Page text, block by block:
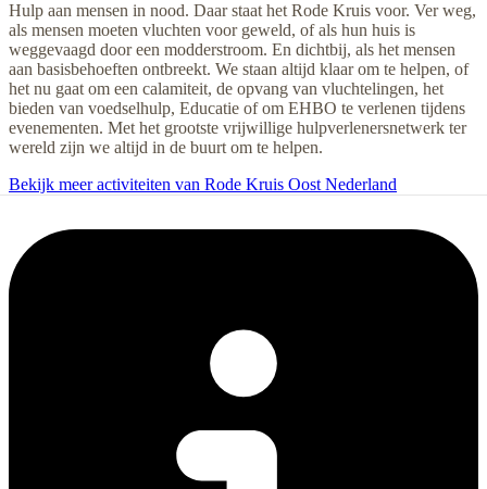
Hulp aan mensen in nood. Daar staat het Rode Kruis voor. Ver weg,
als mensen moeten vluchten voor geweld, of als hun huis is
weggevaagd door een modderstroom. En dichtbij, als het mensen
aan basisbehoeften ontbreekt. We staan altijd klaar om te helpen, of
het nu gaat om een calamiteit, de opvang van vluchtelingen, het
bieden van voedselhulp, Educatie of om EHBO te verlenen tijdens
evenementen. Met het grootste vrijwillige hulpverlenersnetwerk ter
wereld zijn we altijd in de buurt om te helpen.
Bekijk meer activiteiten van Rode Kruis Oost Nederland